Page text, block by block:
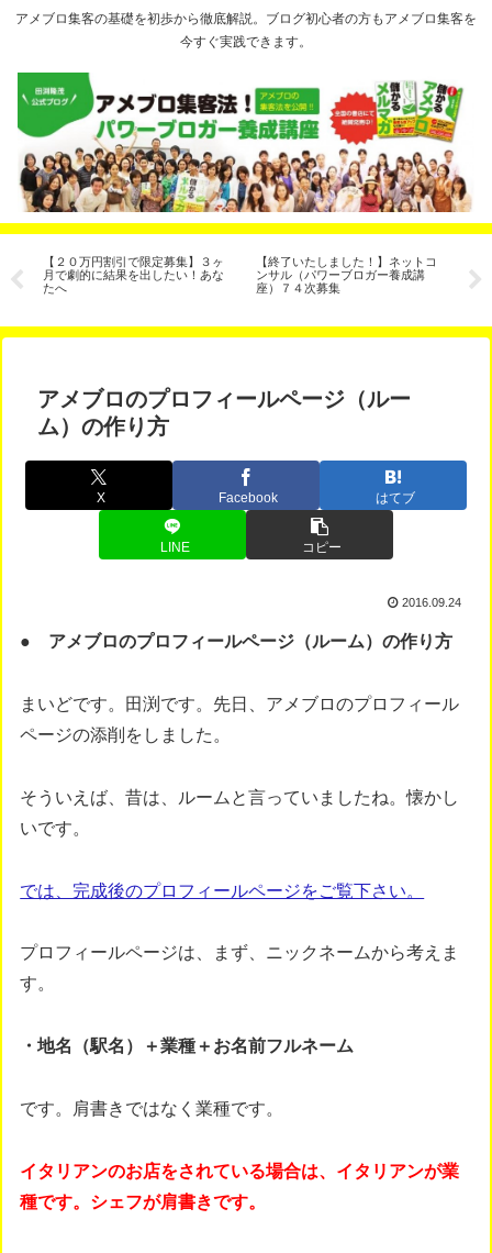
アメブロ集客の基礎を初歩から徹底解説。ブログ初心者の方もアメブロ集客を
今すぐ実践できます。
【２０万円割引で限定募集】３ヶ
月で劇的に結果を出したい！あな
たへ
【終了いたしました！】ネットコ
ンサル（パワーブロガー養成講
座）７４次募集
解
年
アメブロのプロフィールページ（ルー
ム）の作り方
X Facebook はてブ
LINE コピー
2016.09.24
● アメブロのプロフィールページ（ルーム）の作り方
まいどです。田渕です。先日、アメブロのプロフィール
ページの添削をしました。
そういえば、昔は、ルームと言っていましたね。懐かし
いです。
では、完成後のプロフィールページをご覧下さい。
プロフィールページは、まず、ニックネームから考えま
す。
・地名（駅名）＋業種＋お名前フルネーム
です。肩書きではなく業種です。
イタリアンのお店をされている場合は、イタリアンが業
種です。シェフが肩書きです。